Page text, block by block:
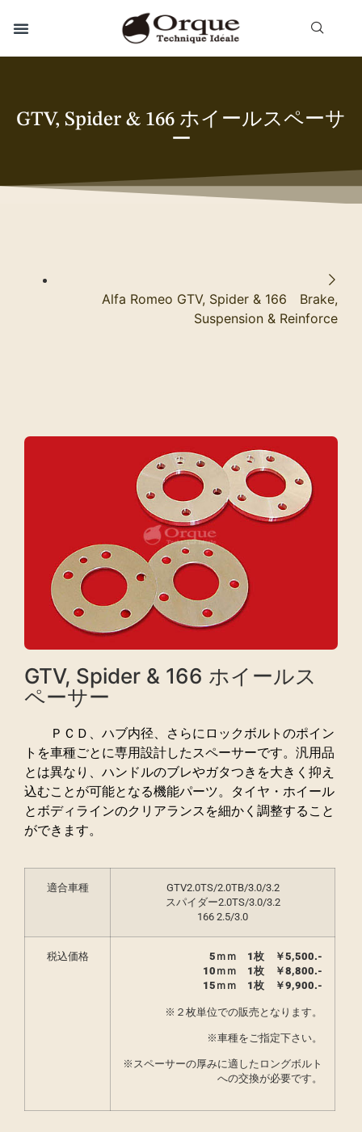
GTV, Spider & 166 ホイールスペーサ
ー
Alfa Romeo GTV, Spider & 166 Brake,
Suspension & Reinforce
GTV, Spider & 166 ホイールス
ペーサー
ＰＣＤ、ハブ内径、さらにロックボルトのポイン
トを車種ごとに専用設計したスペーサーです。汎用品
とは異なり、ハンドルのブレやガタつきを大きく抑え
込むことが可能となる機能パーツ。タイヤ・ホイール
とボディラインのクリアランスを細かく調整すること
ができます。
適合車種
GTV2.0TS/2.0TB/3.0/3.2
スパイダー2.0TS/3.0/3.2
166 2.5/3.0
税込価格
5ｍｍ 1枚 ￥5,500.-
10ｍｍ 1枚 ￥8,800.-
15ｍｍ 1枚 ￥9,900.-
※２枚単位での販売となります。
※車種をご指定下さい。
※スペーサーの厚みに適したロングボルト
への交換が必要です。